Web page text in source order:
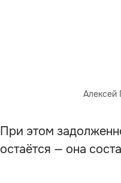
Алексей
При этом
остаётся — она